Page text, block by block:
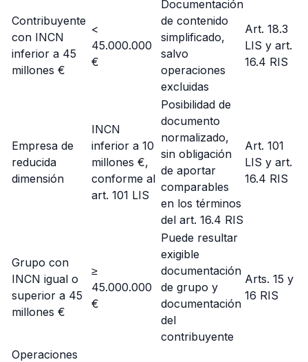
Contribuyente
con INCN
inferior a 45
millones €
<
45.000.000
€
Documentación
de contenido
simplificado,
salvo
operaciones
excluidas
Art. 18.3
LIS y art.
16.4 RIS
Empresa de
reducida
dimensión
INCN
inferior a 10
millones €,
conforme al
art. 101 LIS
Posibilidad de
documento
normalizado,
sin obligación
de aportar
comparables
en los términos
del art. 16.4 RIS
Art. 101
LIS y art.
16.4 RIS
Grupo con
INCN igual o
superior a 45
millones €
≥
45.000.000
€
Puede resultar
exigible
documentación
de grupo y
documentación
del
contribuyente
Arts. 15 y
16 RIS
Operaciones